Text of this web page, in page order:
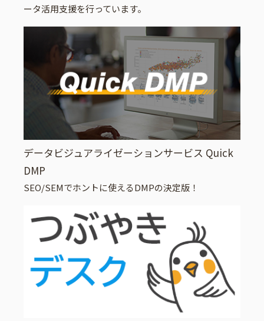
ータ活用支援を行っています。
データビジュアライゼーションサービス Quick
DMP
SEO/SEMでホントに使えるDMPの決定版！